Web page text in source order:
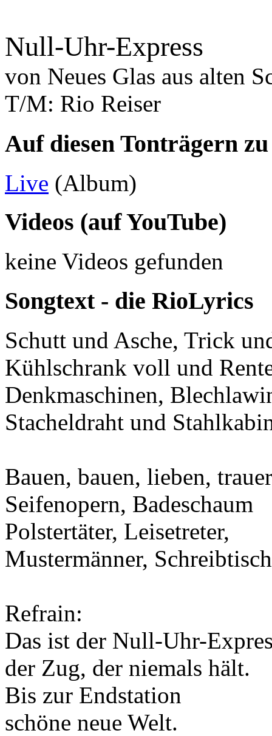
Null-Uhr-Express
von Neues Glas aus alten
T/M: Rio Reiser
Auf diesen Tonträgern
Live (Album)
Videos (auf YouTube)
keine Videos gefunden
Songtext - die RioLyrics
Schutt und Asche, Trick
Kühlschrank voll und
Denkmaschinen,
Stacheldraht und
Bauen, bauen, lieben,
Seifenopern, Badeschaum
Polstertäter, Leisetreter,
Mustermänner,
Refrain:
Das ist der Null-Uhr-
der Zug, der niemals hält.
Bis zur Endstation
schöne neue Welt.